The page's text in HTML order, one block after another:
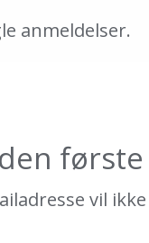
anmeldelser.
første
vil